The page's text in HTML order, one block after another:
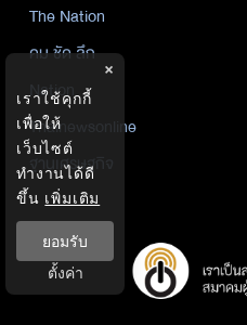
The Nation
คม ชัด ลึก
Nation
Thainewsonline
ฐานเศรษฐกิจ
×
เราใช้คุกกี้
เพื่อให้
เว็บไซต์
ทำงานได้ดี
ขึ้น เพิ่มเติม
ยอมรับ
ตั้งค่า